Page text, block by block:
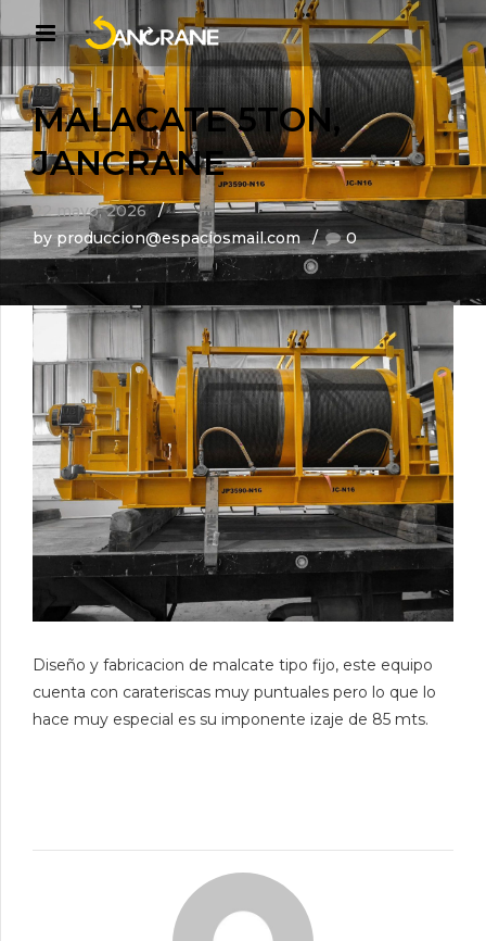
MALACATE 5TON,
JANCRANE
22 mayo, 2026
by produccion@espaciosmail.com
0
Diseño y fabricacion de malcate tipo fijo, este equipo
cuenta con carateriscas muy puntuales pero lo que lo
hace muy especial es su imponente izaje de 85 mts.